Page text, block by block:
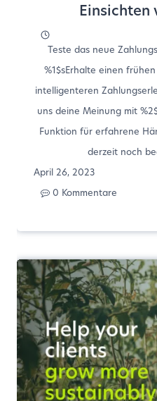
Einsichten
Teste das neue
%1$sErhalte einen
intelligenteren
uns deine Meinung mit
Funktion für erfahrene
derzeit noch
April 26, 2023
0 Kommentare